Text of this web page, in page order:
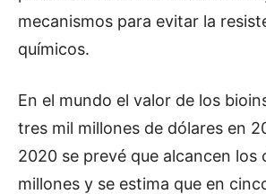
mecanismos para evitar la
químicos.
En el mundo el valor de los
tres mil millones de dólares en
2020 se prevé que alcancen los
millones y se estima que en